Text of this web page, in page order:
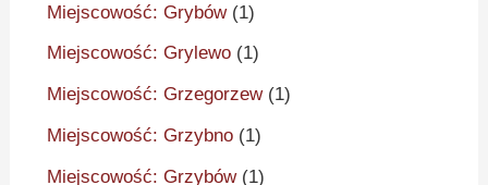
Miejscowość: Grybów(1)
Miejscowość: Grylewo (1)
Miejscowość: Grzegorzew(1)
Miejscowość: Grzybno (1)
Miejscowość: Grzybów(1)